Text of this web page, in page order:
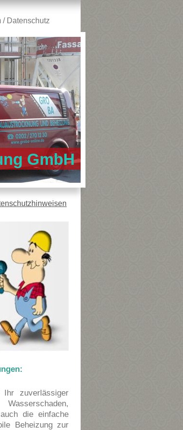
/ Datenschutz
GmbH
zuverlässiger
die einfache
Beheizung zur